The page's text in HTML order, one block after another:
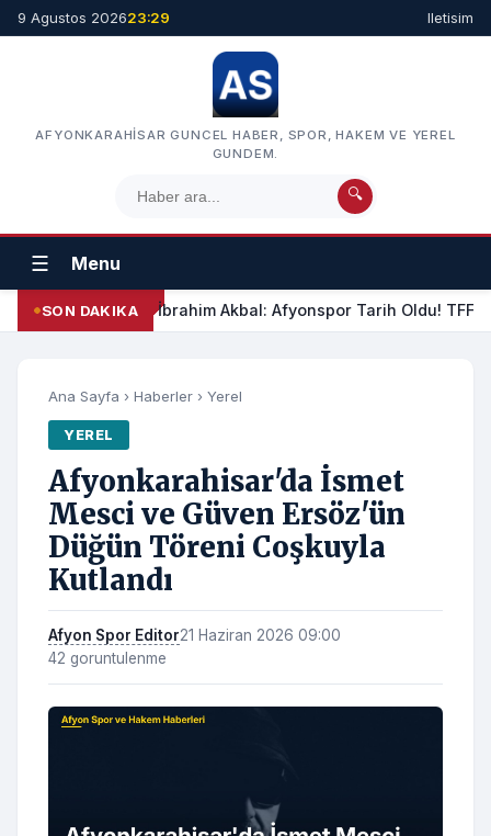
9 Agustos 202623:29 Iletisim
AFYONKARAHISAR GUNCEL HABER, SPOR, HAKEM VE YEREL
GUNDEM.
🔍
☰ Menu
SON DAKIKA İbrahim Akbal: Afyonspor Tarih Oldu! TFF
Ana Sayfa › Haberler › Yerel
YEREL
Afyonkarahisar'da İsmet
Mesci ve Güven Ersöz'ün
Düğün Töreni Coşkuyla
Kutlandı
Afyon Spor Editor21 Haziran 2026 09:00
42 goruntulenme